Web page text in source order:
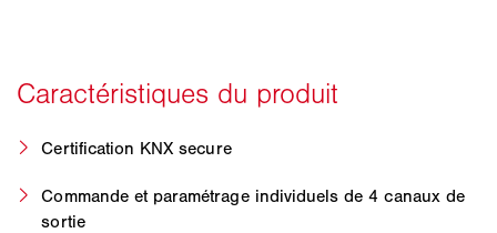
Certification KNX secure
Commande et paramétrage individuels de 4 canaux de
sortie